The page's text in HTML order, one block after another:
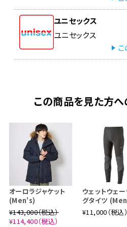
ユニセックス
ユニセックス
この商品を見た方
オーロラジャケット
(Men's)
¥143,000（税込）
¥114,400（税込）
ウェットウェー
グタイツ
¥11,000（税込）